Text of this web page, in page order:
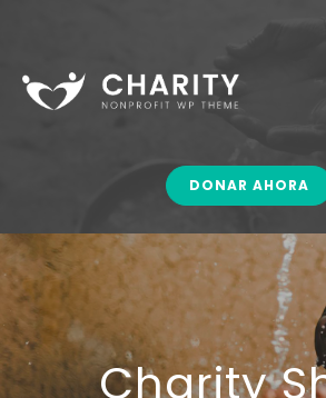
DONAR AHORA
Charity